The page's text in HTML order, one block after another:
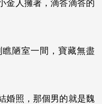
金人擁著，滴答滴答的
瞧陋室一間，寶藏無盡
婚照，那個男的就是魏